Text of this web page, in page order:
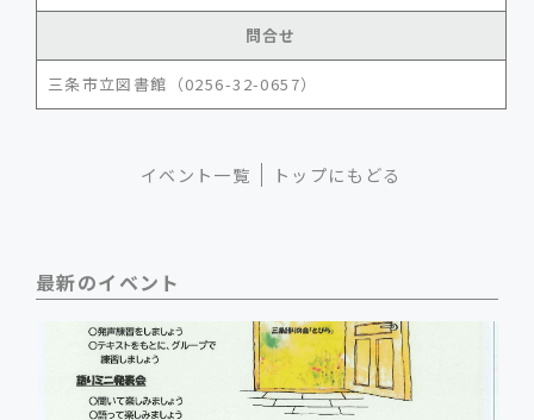
問合せ
三条市立図書館（0256-32-0657）
イベント一覧 トップにもどる
最新のイベント